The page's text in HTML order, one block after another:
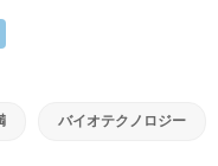
バイオテクノロジー